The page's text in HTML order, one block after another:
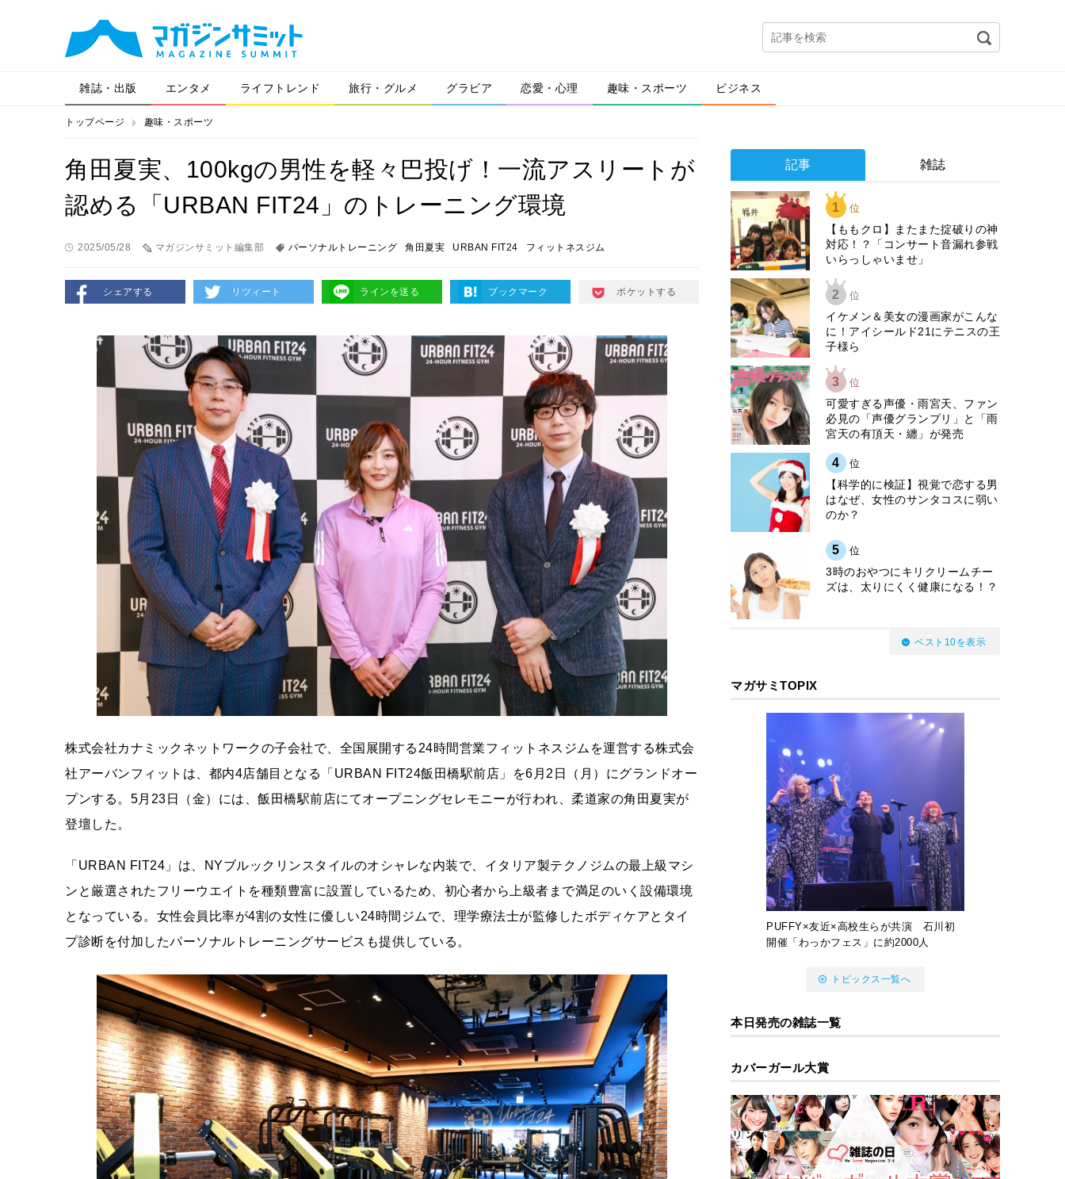
雑誌・出版 エンタメ ライフトレンド 旅行・グルメ グラビア 恋愛・心理 趣味・スポーツ ビジネス
トップページ 趣味・スポーツ
角田夏実、100kgの男性を軽々巴投げ！一流アスリートが
認める「URBAN FIT24」のトレーニング環境
2025/05/28 マガジンサミット編集部 パーソナルトレーニング 角田夏実 URBAN FIT24 フィットネスジム
シェアする リツィート ラインを送る ブックマーク ポケットする
株式会社カナミックネットワークの子会社で、全国展開する24時間営業フィットネスジムを運営する株式会
社アーバンフィットは、都内4店舗目となる「URBAN FIT24飯田橋駅前店」を6月2日（月）にグランドオー
プンする。5月23日（金）には、飯田橋駅前店にてオープニングセレモニーが行われ、柔道家の角田夏実が
登壇した。
「URBAN FIT24」は、NYブルックリンスタイルのオシャレな内装で、イタリア製テクノジムの最上級マシ
ンと厳選されたフリーウエイトを種類豊富に設置しているため、初心者から上級者まで満足のいく設備環境
となっている。女性会員比率が4割の女性に優しい24時間ジムで、理学療法士が監修したボディケアとタイ
プ診断を付加したパーソナルトレーニングサービスも提供している。
記事 雑誌
1 位
【ももクロ】またまた掟破りの神
対応！？「コンサート音漏れ参戦
いらっしゃいませ」
2 位
イケメン＆美女の漫画家がこんな
に！アイシールド21にテニスの王
子様ら
3 位
可愛すぎる声優・雨宮天、ファン
必見の「声優グランプリ」と「雨
宮天の有頂天・纏」が発売
4 位
【科学的に検証】視覚で恋する男
はなぜ、女性のサンタコスに弱い
のか？
5 位
3時のおやつにキリクリームチー
ズは、太りにくく健康になる！？
ベスト10を表示
マガサミTOPIX
PUFFY×友近×高校生らが共演 石川初
開催「わっかフェス」に約2000人
トピックス一覧へ
本日発売の雑誌一覧
カバーガール大賞